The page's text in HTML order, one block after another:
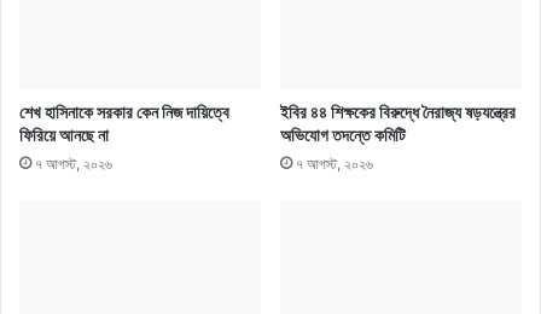
শেখ হাসিনাকে সরকার কেন নিজ দায়িত্বে
ফিরিয়ে আনছে না
৭ আগস্ট, ২০২৬
ইবির ৪৪ শিক্ষকের বিরুদ্ধে নৈরাজ্য ষড়যন্ত্রের
অভিযোগ তদন্তে কমিটি
৭ আগস্ট, ২০২৬